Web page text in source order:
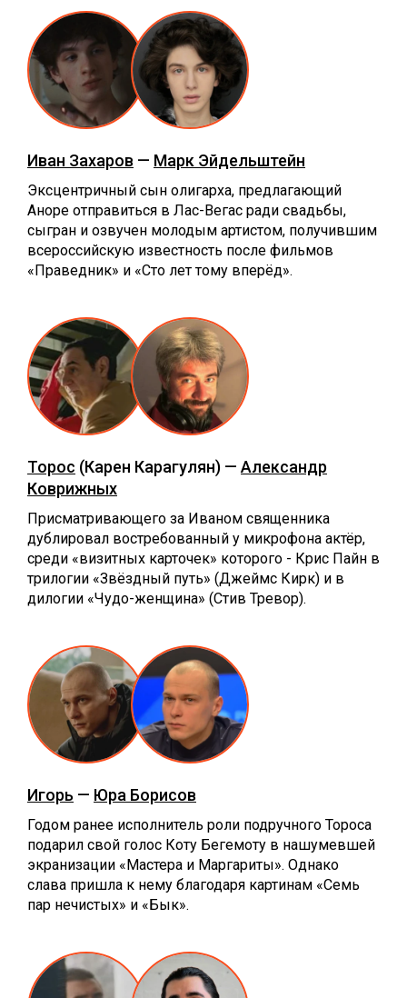
Иван Захаров — Марк Эйдельштейн
Эксцентричный сын олигарха, предлагающий
Аноре отправиться в Лас-Вегас ради свадьбы,
сыгран и озвучен молодым артистом, получившим
всероссийскую известность после фильмов
«Праведник» и «Сто лет тому вперёд».
Торос (Карен Карагулян) — Александр
Коврижных
Присматривающего за Иваном священника
дублировал востребованный у микрофона актёр,
среди «визитных карточек» которого - Крис Пайн в
трилогии «Звёздный путь» (Джеймс Кирк) и в
дилогии «Чудо-женщина» (Стив Тревор).
Игорь — Юра Борисов
Годом ранее исполнитель роли подручного Тороса
подарил свой голос Коту Бегемоту в нашумевшей
экранизации «Мастера и Маргариты». Однако
слава пришла к нему благодаря картинам «Семь
пар нечистых» и «Бык».